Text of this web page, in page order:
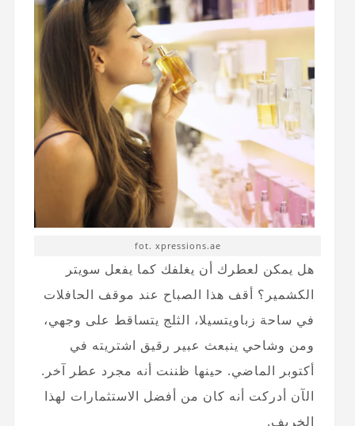
fot. xpressions.ae
هل يمكن لعطرك أن يغلفك كما يفعل سويتر
الكشمير؟ أقف هذا الصباح عند موقف الحافلات
في ساحة زباويتسيلا، الثلج يتساقط على وجهي،
ومن وشاحي ينبعث عبير رقيق اشتريته في
أكتوبر الماضي. حينها ظننت أنه مجرد عطر آخر.
الآن أدركت أنه كان من أفضل الاستثمارات لهذا
الخريف.